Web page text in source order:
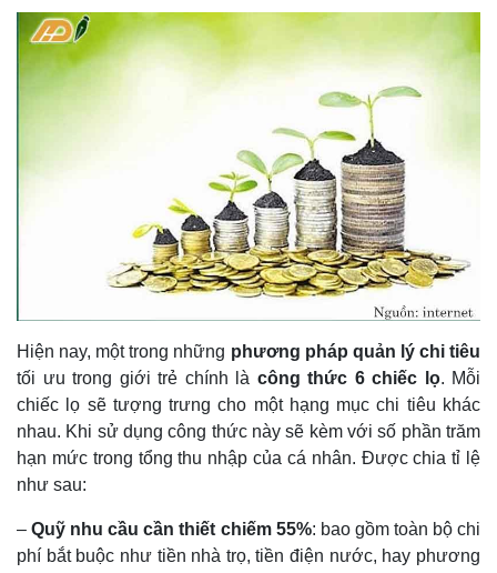
Hiện nay, một trong những phương pháp quản lý chi tiêu
tối ưu trong giới trẻ chính là công thức 6 chiếc lọ. Mỗi
chiếc lọ sẽ tượng trưng cho một hạng mục chi tiêu khác
nhau. Khi sử dụng công thức này sẽ kèm với số phần trăm
hạn mức trong tổng thu nhập của cá nhân. Được chia tỉ lệ
như sau:
–Quỹ nhu cầu cần thiết chiếm 55%: bao gồm toàn bộ chi
phí bắt buộc như tiền nhà trọ, tiền điện nước, hay phương